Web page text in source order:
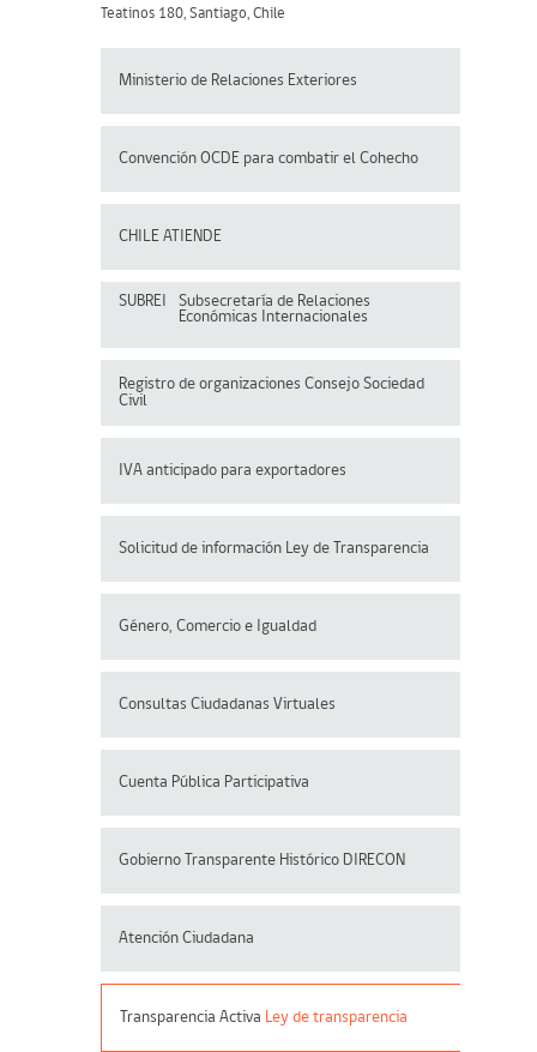
Teatinos 180, Santiago, Chile
Ministerio de Relaciones Exteriores
Convención OCDE para combatir el Cohecho
CHILE ATIENDE
SUBREI
Subsecretaría de Relaciones
Económicas Internacionales
Registro de organizaciones Consejo Sociedad
Civil
IVA anticipado para exportadores
Solicitud de información Ley de Transparencia
Género, Comercio e Igualdad
Consultas Ciudadanas Virtuales
Cuenta Pública Participativa
Gobierno Transparente Histórico DIRECON
Atención Ciudadana
Transparencia Activa Ley de transparencia